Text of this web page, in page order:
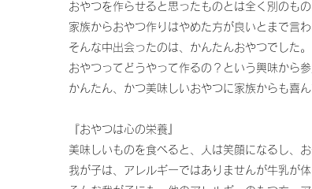
おやつを作らせると思ったものとは全く別のも
家族からおやつ作りはやめた方が良いとまで言わ
そんな中出会ったのは、かんたんおやつでした。
おやつってどうやって作るの？という興味から参
かんたん、かつ美味しいおやつに家族からも喜
『おやつは心の栄養』
美味しいものを食べると、人は笑顔になるし、
我が子は、アレルギーではありませんが牛乳が体